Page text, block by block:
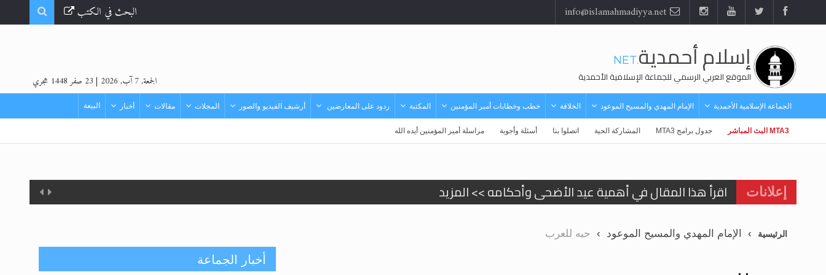
البحث في الكتب
إسلام أحمدية.NET
الموقع العربي الرسمي للجماعة الإسلامية الأحمدية الجمعة, 7 آب, 2026 | 23 صفر 1448 هجري
الجماعة الإسلامية الأحمدية الإمام المهدي والمسيح الموعود الخلافة خطب وخطابات أمير المؤمنين المكتبة ردود على المعارضين أرشيف الفيديو والصور المجلات مقالات أخبار البيعة
MTA3 البث المباشر جدول برامج MTA3 المشاركة الحية اتصلوا بنا أسئلة وأجوبة مراسلة أمير المؤمنين أيده الله
إعلانات
اقرأ هذا المقال في أهمية عيد الأضحى وأحكامه >> المزيد
الحجّ.. دلالات، حِكم، وأهداف >> المزيد
الرئيسية الإمام المهدي والمسيح الموعود حبه للعرب
أخبار الجماعة